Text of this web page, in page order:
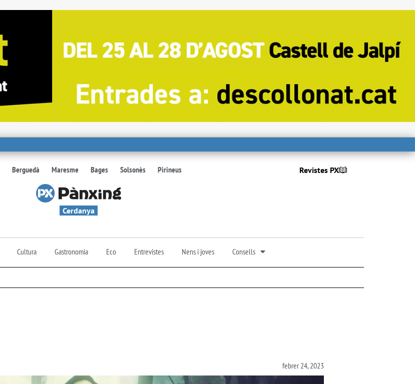
Berguedà Maresme Bages Solsonès Pirineus Revistes PX
Cerdanya
Cultura Gastronomia Eco Entrevistes Nens i joves Consells
febrer 24, 2023